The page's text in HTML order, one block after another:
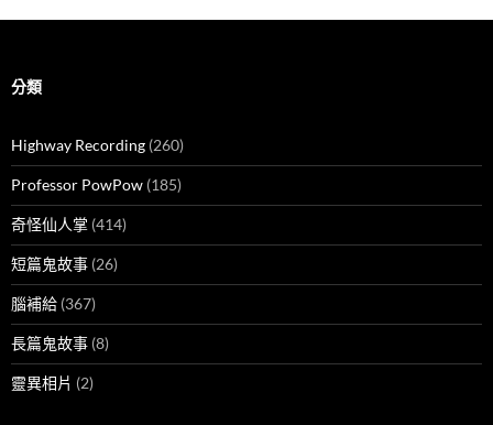
分類
Highway Recording (260)
Professor PowPow (185)
奇怪仙人掌 (414)
短篇鬼故事 (26)
腦補給 (367)
長篇鬼故事 (8)
靈異相片 (2)